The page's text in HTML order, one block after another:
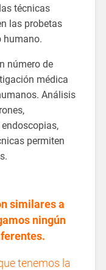
técnicas
las probetas
humano.
número de
médica
Análisis
permiten
similares a
ningún
tenemos la